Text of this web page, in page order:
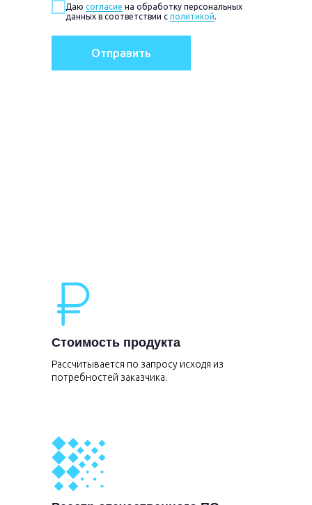
Даю согласие на обработку персональных
данных в соответствии с политикой.
Отправить
Стоимость продукта
Рассчитывается по запросу исходя из
потребностей заказчика.